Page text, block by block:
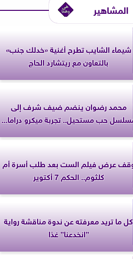
المشاهير
شيماء الشايب تطرح أغنية «خدلك جنب»
بالتعاون مع ريتشارد الحاج
محمد رضوان ينضم ضيف شرف إلى
حب مستحيل.. تجربة ميكرو دراما...
عرض فيلم الست بعد طلب أسرة أم
كلثوم.. الحكم 7 أكتوير
كل ما تريد معرفته عن ندوة مناقشة رواية
”انخدعنا” غدًا